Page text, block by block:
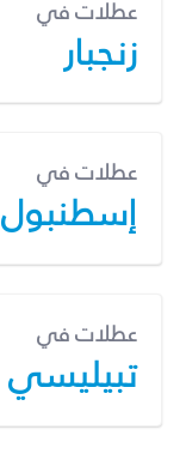
عطلات في
زنجبار
عطلات في
إسطنبول
عطلات في
تبيليسي